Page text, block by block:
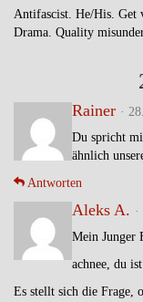
Antifascist. He/His. Get
Drama. Quality
Rainer ·
Du spricht
ähnlich
Antworten
Aleks A.
Mein Junger
achnee, du
Es stellt sich die Frage,